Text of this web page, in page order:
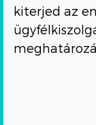
kiterjed az